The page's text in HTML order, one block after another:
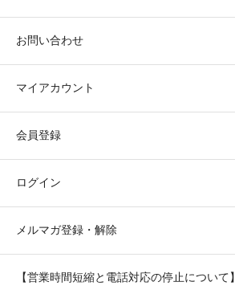
お問い合わせ
マイアカウント
会員登録
ログイン
メルマガ登録・解除
【営業時間短縮と電話対応の停止について】